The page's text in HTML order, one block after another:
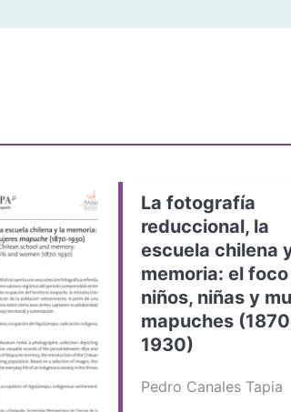
La fotografía
reduccional, la
escuela chilena
memoria: el
niños, niñas y
mapuches
1930)
Pedro Canales Tapia